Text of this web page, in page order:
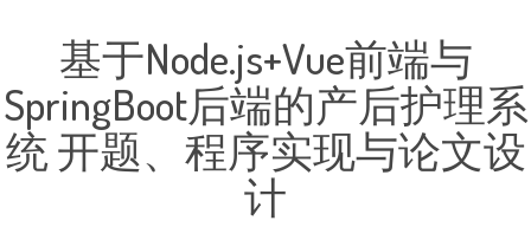
基于Node.js+Vue前端与
SpringBoot后端的产后护理系
统 开题、程序实现与论文设
计